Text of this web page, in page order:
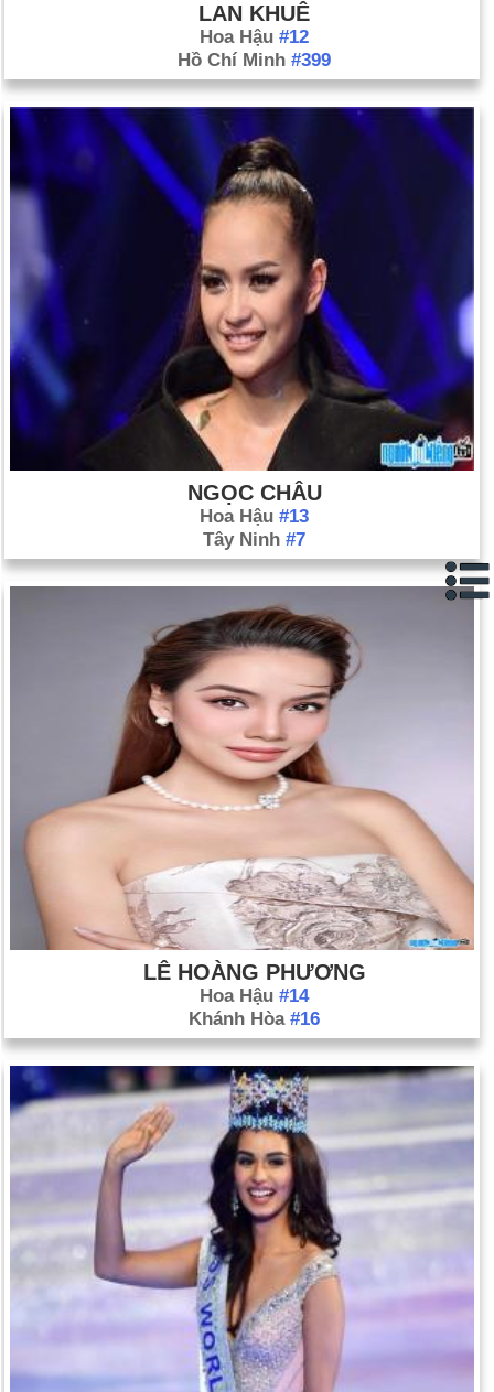
LAN KHUÊ
Hoa Hậu #12
Hồ Chí Minh #399
NGỌC CHÂU
Hoa Hậu #13
Tây Ninh #7
LÊ HOÀNG PHƯƠNG
Hoa Hậu #14
Khánh Hòa #16